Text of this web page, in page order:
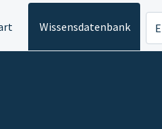
Wissensdatenbank